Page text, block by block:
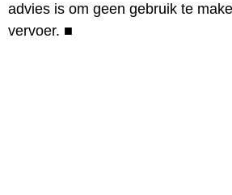
advies is om geen gebruik te
vervoer. ■